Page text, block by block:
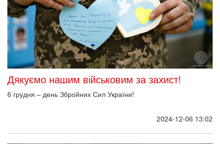
Дякуємо нашим військовим за захист!
6 грудня – день Збройних Сил України!
2024-12-06 13:02